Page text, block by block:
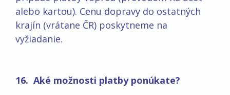
alebo kartou). Cenu dopravy do ostatných
krajín (vrátane ČR) poskytneme na
vyžiadanie.
16. Aké možnosti platby ponúkate?